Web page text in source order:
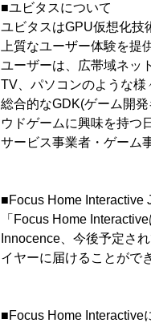
■ユビタスについて
ユビタスはGPU仮想化技
上質なユーザー体験を提
ユーザーは、広帯域ネッ
TV、パソコンのような様
総合的なGDK(ゲーム開
ウドゲームに興味を持つ
サービス事業者・ゲーム
■Focus Home Interactive
「Focus Home
Innocence、今後予定さ
イヤーに届けることがで
■Focus Home Interactive